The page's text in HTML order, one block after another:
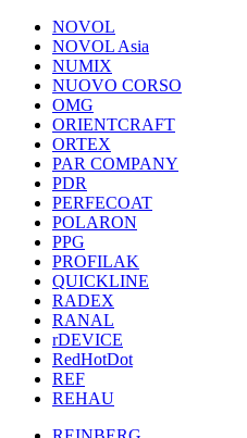
NOVOL
NOVOL Asia
NUMIX
NUOVO CORSO
OMG
ORIENTCRAFT
ORTEX
PAR COMPANY
PDR
PERFECOAT
POLARON
PPG
PROFILAK
QUICKLINE
RADEX
RANAL
rDEVICE
RedHotDot
REF
REHAU